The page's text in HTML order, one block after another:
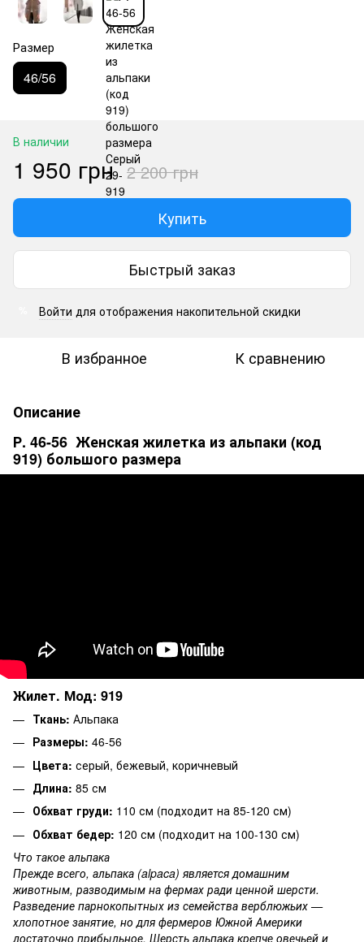
Размер
46/56
В наличии
1 950 грн 2 200 грн
Купить
Быстрый заказ
Войти для отображения накопительной скидки
В избранное К сравнению
Описание
Р. 46-56 Женская жилетка из альпаки (код
919) большого размера
Жилет. Мод: 919
Ткань: Альпака
Размеры: 46-56
Цвета: серый, бежевый, коричневый
Длина: 85 см
Обхват груди: 110 см (подходит на 85-120 см)
Обхват бедер: 120 см (подходит на 100-130 см)
Что такое альпака
Прежде всего, альпака (alpaca) является домашним
животным, разводимым на фермах ради ценной шерсти.
Разведение парнокопытных из семейства верблюжьих —
хлопотное занятие, но для фермеров Южной Америки
достаточно прибыльное. Шерсть альпака крепче овечьей и